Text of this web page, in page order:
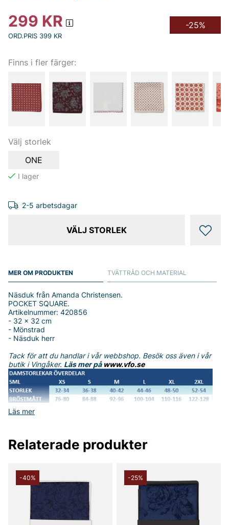
299 KR
ORD.PRIS 399 KR
-25%
Finns i fler färger:
Välj storlek
ONE
2-5 arbetsdagar
VÄLJ STORLEK
MER OM PRODUKTEN
Läs mer
Näsduk från Amanda Christensen.
POCKET SQUARE.
Artikelnummer: 420856
- 32 x 32 cm
- Mönstrad
- Näsduk herr
Tack för att du handlar i vår webbshop. Besök oss även i vår
butik i Vingåker. Läs mer på www.vfo.se
TVÄTTRÅD OCH MATERIAL
Relaterade produkter
-40% -25%